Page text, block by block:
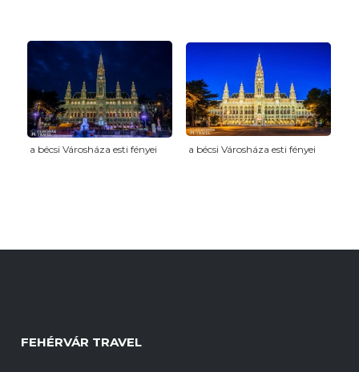
a bécsi Városháza esti fényei a bécsi Városháza esti fényei
FEHÉRVÁR TRAVEL